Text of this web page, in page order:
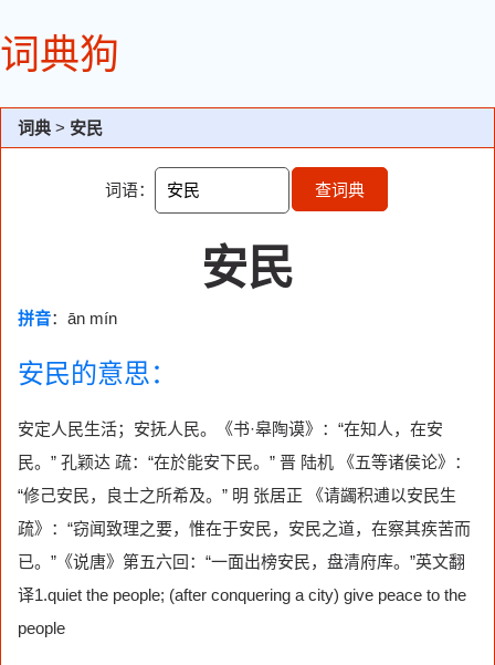
词典狗
词典 > 安民
词语： 查词典
安民
拼音：ān mín
安民的意思：
安定人民生活；安抚人民。《书·皋陶谟》：“在知人，在安
民。” 孔颖达 疏：“在於能安下民。” 晋 陆机 《五等诸侯论》：
“修己安民，良士之所希及。” 明 张居正 《请蠲积逋以安民生
疏》：“窃闻致理之要，惟在于安民，安民之道，在察其疾苦而
已。”《说唐》第五六回：“一面出榜安民，盘清府库。”英文翻
译1.quiet the people; (after conquering a city) give peace to the
people